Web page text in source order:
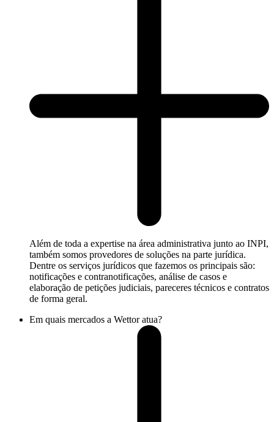
Além de toda a expertise na área administrativa junto ao INPI,
também somos provedores de soluções na parte jurídica.
Dentre os serviços jurídicos que fazemos os principais são:
notificações e contranotificações, análise de casos e
elaboração de petições judiciais, pareceres técnicos e contratos
de forma geral.
Em quais mercados a Wettor atua?